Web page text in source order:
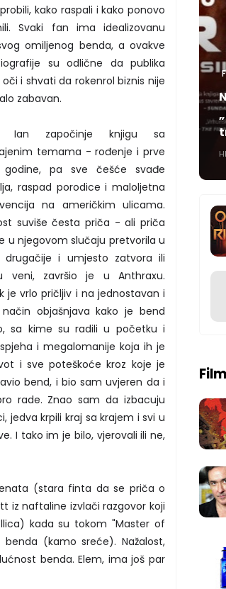
kako raspali i kako ponovo
Svaki fan ima idealizovanu
omiljenog benda, a ovakve
su odlične da publika
i shvati da rokenrol biznis nije
zabavan.
Ian započinje knjigu sa
temama - rođenje i prve
godine, pa sve češće svađe
raspad porodice i maloljetna
na američkim ulicama.
suviše česta priča - ali priča
u njegovom slučaju pretvorila u
drugačije i umjesto zatvora ili
veni, završio je u Anthraxu.
je vrlo pričljiv i na jednostavan i
objašnjava kako je bend
sa kime su radili u početku i
i megalomanije koja ih je
i sve poteškoće kroz koje je
bend, i bio sam uvjeren da i
rade. Znao sam da izbacuju
jedva krpili kraj sa krajem i svi u
I tako im je bilo, vjerovali ili ne,
(stara finta da se priča o
iz naftaline izvlači razgovor koji
kada su tokom "Master of
(kamo sreće). Nažalost,
benda. Elem, ima još par
Film